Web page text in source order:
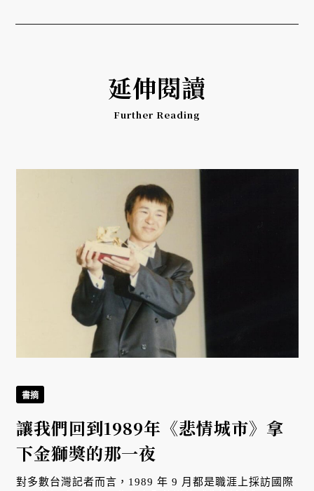
延伸閱讀
Further Reading
書摘
讓我們回到1989年《悲情城市》拿
下金獅獎的那一夜
對多數台灣記者而言，1989 年 9 月都是職涯上採訪國際